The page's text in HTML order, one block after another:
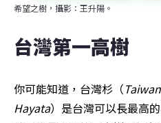
希望之樹，攝影：王升陽。
台灣第一高樹
你可能知道，台灣杉（
Hayata）是台灣可以長最高